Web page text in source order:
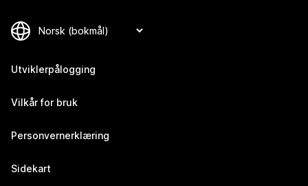
Utviklerpålogging
Vilkår for bruk
Personvernerklæring
Sidekart